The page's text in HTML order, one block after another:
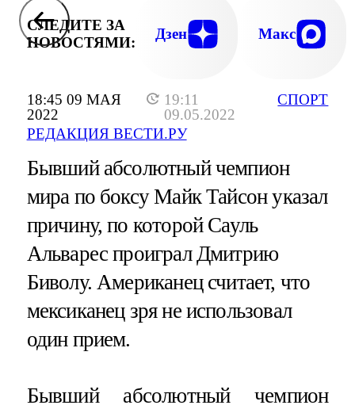
18:45 09 МАЯ
2022
19:11
09.05.2022
РЕДАКЦИЯ ВЕСТИ.РУ
СПОРТ
СЛЕДИТЕ ЗА
НОВОСТЯМИ:
Дзен Макс
Бывший абсолютный чемпион
мира по боксу Майк Тайсон указал
причину, по которой Сауль
Альварес проиграл Дмитрию
Биволу. Американец считает, что
мексиканец зря не использовал
один прием.
Бывший абсолютный чемпион